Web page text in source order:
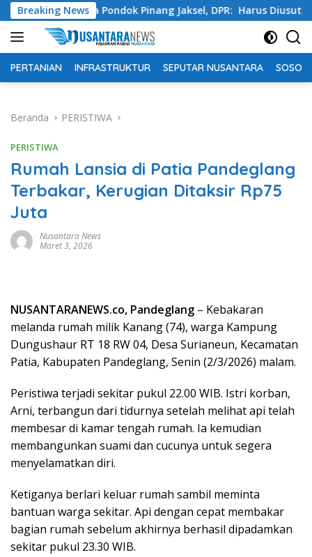
Langsung
ke
konten
Breaking News
Swasta Pondok Pinang Jaksel, DPR: Harus Diusut Tuntas
PERTANIAN INFRASTRUKTUR SEPUTAR NUSANTARA SOSOK
Beranda PERISTIWA
PERISTIWA
Rumah Lansia di Patia Pandeglang
Terbakar, Kerugian Ditaksir Rp75
Juta
Nusantara News
Maret 3, 2026
NUSANTARANEWS.co, Pandeglang – Kebakaran
melanda rumah milik Kanang (74), warga Kampung
Dungushaur RT 18 RW 04, Desa Surianeun, Kecamatan
Patia, Kabupaten Pandeglang, Senin (2/3/2026) malam.
Peristiwa terjadi sekitar pukul 22.00 WIB. Istri korban,
Arni, terbangun dari tidurnya setelah melihat api telah
membesar di kamar tengah rumah. Ia kemudian
membangunkan suami dan cucunya untuk segera
menyelamatkan diri.
Ketiganya berlari keluar rumah sambil meminta
bantuan warga sekitar. Api dengan cepat membakar
bagian rumah sebelum akhirnya berhasil dipadamkan
sekitar pukul 23.30 WIB.